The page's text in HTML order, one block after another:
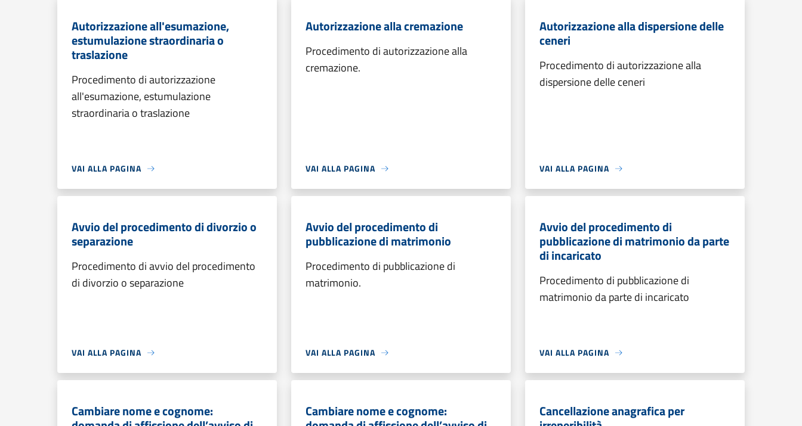
Autorizzazione all'esumazione,
estumulazione straordinaria o
traslazione
Procedimento di autorizzazione
all'esumazione, estumulazione
straordinaria o traslazione
VAI ALLA PAGINA
Autorizzazione alla cremazione
Procedimento di autorizzazione alla
cremazione.
VAI ALLA PAGINA
Autorizzazione alla dispersione delle
ceneri
Procedimento di autorizzazione alla
dispersione delle ceneri
VAI ALLA PAGINA
Avvio del procedimento di divorzio o
separazione
Procedimento di avvio del procedimento
di divorzio o separazione
VAI ALLA PAGINA
Avvio del procedimento di
pubblicazione di matrimonio
Procedimento di pubblicazione di
matrimonio.
VAI ALLA PAGINA
Avvio del procedimento di
pubblicazione di matrimonio da parte
di incaricato
Procedimento di pubblicazione di
matrimonio da parte di incaricato
VAI ALLA PAGINA
Cambiare nome e cognome: Cambiare nome e cognome: Cancellazione anagrafica per